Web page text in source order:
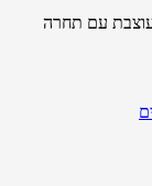
וינטג' 100% כותנה מעוצבת עם תחרה